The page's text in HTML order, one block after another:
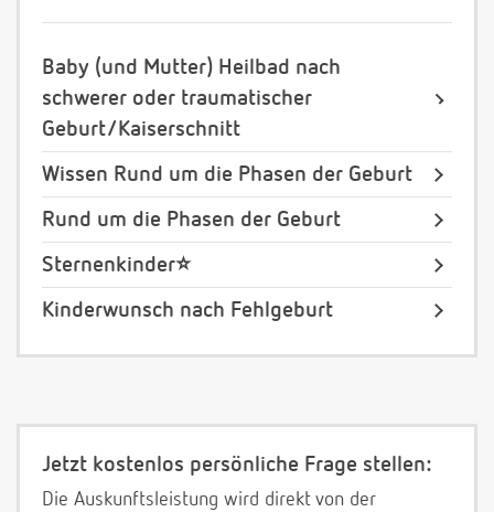
Baby (und Mutter) Heilbad nach
schwerer oder traumatischer
Geburt/Kaiserschnitt
Wissen Rund um die Phasen der Geburt
Rund um die Phasen der Geburt
Sternenkinder⭐️
Kinderwunsch nach Fehlgeburt
Jetzt kostenlos persönliche Frage stellen:
Die Auskunftsleistung wird direkt von der